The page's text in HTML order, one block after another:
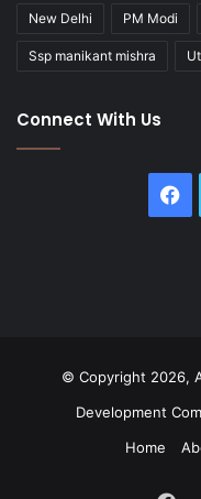
New Delhi PM Modi
Ssp manikant mishra
Connect With Us
© Copyright 2026,
Development
Home